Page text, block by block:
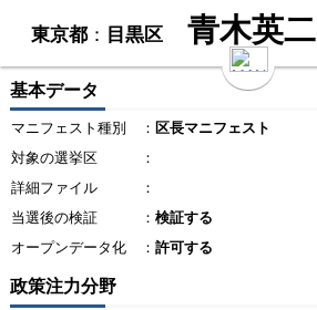
東京都： 目黒区 青木英二
基本データ
マニフェスト種別 ： 区長マニフェスト
対象の選挙区
：
詳細ファイル
：
当選後の検証
： 検証する
オープンデータ化
： 許可する
政策注力分野